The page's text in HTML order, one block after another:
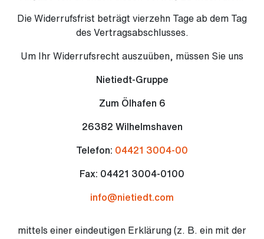
Die Widerrufsfrist beträgt vierzehn Tage ab dem Tag
des Vertragsabschlusses.
Um Ihr Widerrufsrecht auszuüben, müssen Sie uns
Nietiedt-Gruppe
Zum Ölhafen 6
26382 Wilhelmshaven
Telefon: 04421 3004-00
Fax: 04421 3004-0100
info@nietiedt.com
mittels einer eindeutigen Erklärung (z. B. ein mit der